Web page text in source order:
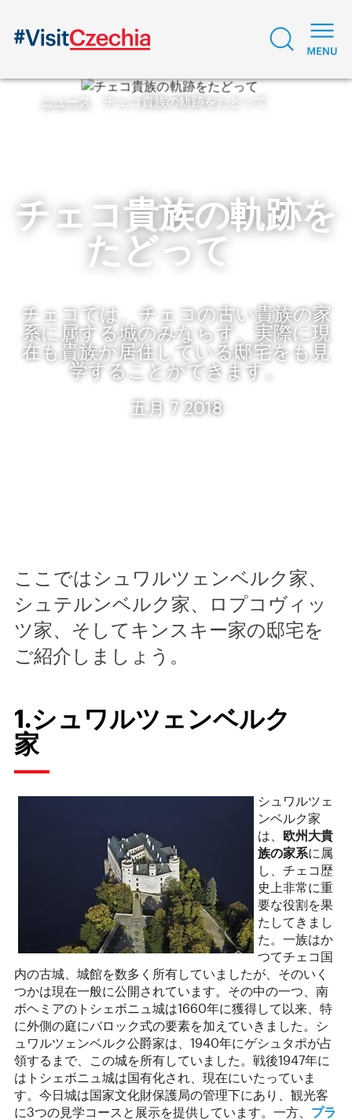
ニュース チェコ貴族の軌跡をたどって
チェコ貴族の軌跡を
たどって
チェコでは、チェコの古い貴族の家
系に属する城のみならず、実際に現
在も貴族が居住している邸宅をも見
学することができます。
五月 7 2018
ここではシュワルツェンベルク家、
シュテルンベルク家、ロプコヴィッ
ツ家、そしてキンスキー家の邸宅を
ご紹介しましょう。
1.シュワルツェンベルク
家
シュワルツェ
ンベルク家
は、 欧州大貴
族の家系に属
し、チェコ歴
史上非常に重
要な役割を果
たしてきまし
た。一族はか
つてチェコ国
内の古城、城館を数多く所有していましたが、そのいく
つかは現在一般に公開されています。その中の一つ、南
ボヘミアのトシェボニュ城は1660年に獲得して以来、特
に外側の庭にバロック式の要素を加えていきました。シ
ュワルツェンベルク公爵家は、1940年にゲシュタポが占
領するまで、この城を所有していました。戦後1947年に
はトシェボニュ城は国有化され、現在にいたっていま
す。今日城は国家文化財保護局の管理下にあり、観光客
に3つの見学コースと展示を提供しています。一方、 プラ